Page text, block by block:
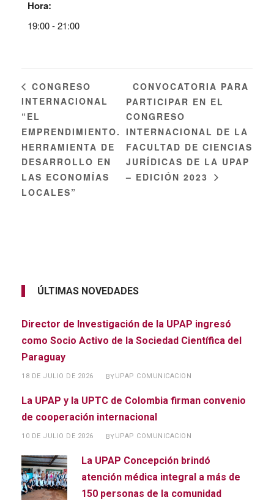
Hora:
19:00 - 21:00
CONGRESO
INTERNACIONAL
“EL
EMPRENDIMIENTO.
HERRAMIENTA DE
DESARROLLO EN
LAS ECONOMÍAS
LOCALES”
CONVOCATORIA PARA
PARTICIPAR EN EL
CONGRESO
INTERNACIONAL DE LA
FACULTAD DE CIENCIAS
JURÍDICAS DE LA UPAP
– EDICIÓN 2023
ÚLTIMAS NOVEDADES
Director de Investigación de la UPAP ingresó
como Socio Activo de la Sociedad Científica del
Paraguay
18 DE JULIO DE 2026 BYUPAP COMUNICACION
La UPAP y la UPTC de Colombia firman convenio
de cooperación internacional
10 DE JULIO DE 2026 BYUPAP COMUNICACION
La UPAP Concepción brindó
atención médica integral a más de
150 personas de la comunidad